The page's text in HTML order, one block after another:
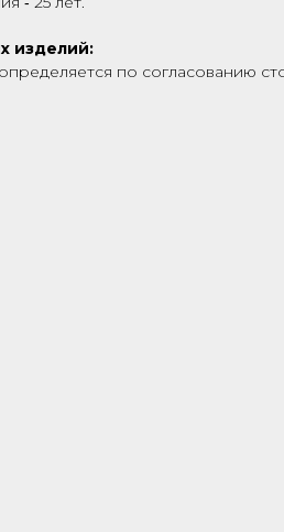
изделий:
по согласованию